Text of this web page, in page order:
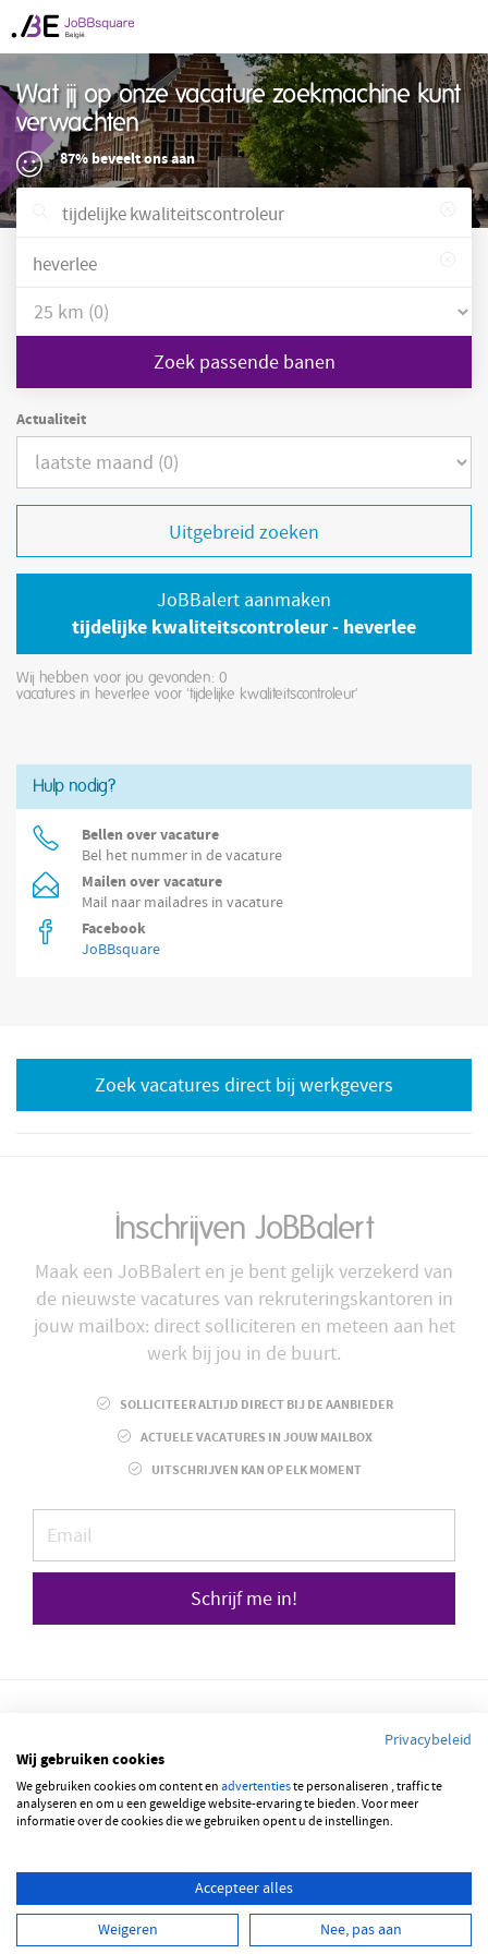
Wat jij op onze vacature zoekmachine kunt
verwachten
87% beveelt ons aan
Zoek passende banen
Actualiteit
Uitgebreid zoeken
JoBBalert aanmaken
tijdelijke kwaliteitscontroleur - heverlee
Wij hebben voor jou gevonden: 0
vacatures in heverlee voor 'tijdelijke kwaliteitscontroleur'
Hulp nodig?
Bellen over vacature
Bel het nummer in de vacature
Mailen over vacature
Mail naar mailadres in vacature
Facebook
JoBBsquare
Zoek vacatures direct bij werkgevers
Inschrijven JoBBalert
Maak een JoBBalert en je bent gelijk verzekerd van
de nieuwste vacatures van rekruteringskantoren in
jouw mailbox: direct solliciteren en meteen aan het
werk bij jou in de buurt.
SOLLICITEER ALTIJD DIRECT BIJ DE AANBIEDER
ACTUELE VACATURES IN JOUW MAILBOX
UITSCHRIJVEN KAN OP ELK MOMENT
Schrijf me in!
© 2026 JOBBSQUARE
NEDERLANDS FRANÇAIS
Privacybeleid
Wij gebruiken cookies
We gebruiken cookies om content en advertentieste personaliseren , traffic te
analyseren en om u een geweldige website-ervaring te bieden. Voor meer
informatie over de cookies die we gebruiken opent u de instellingen.
Accepteer alles
Weigeren Nee, pas aan